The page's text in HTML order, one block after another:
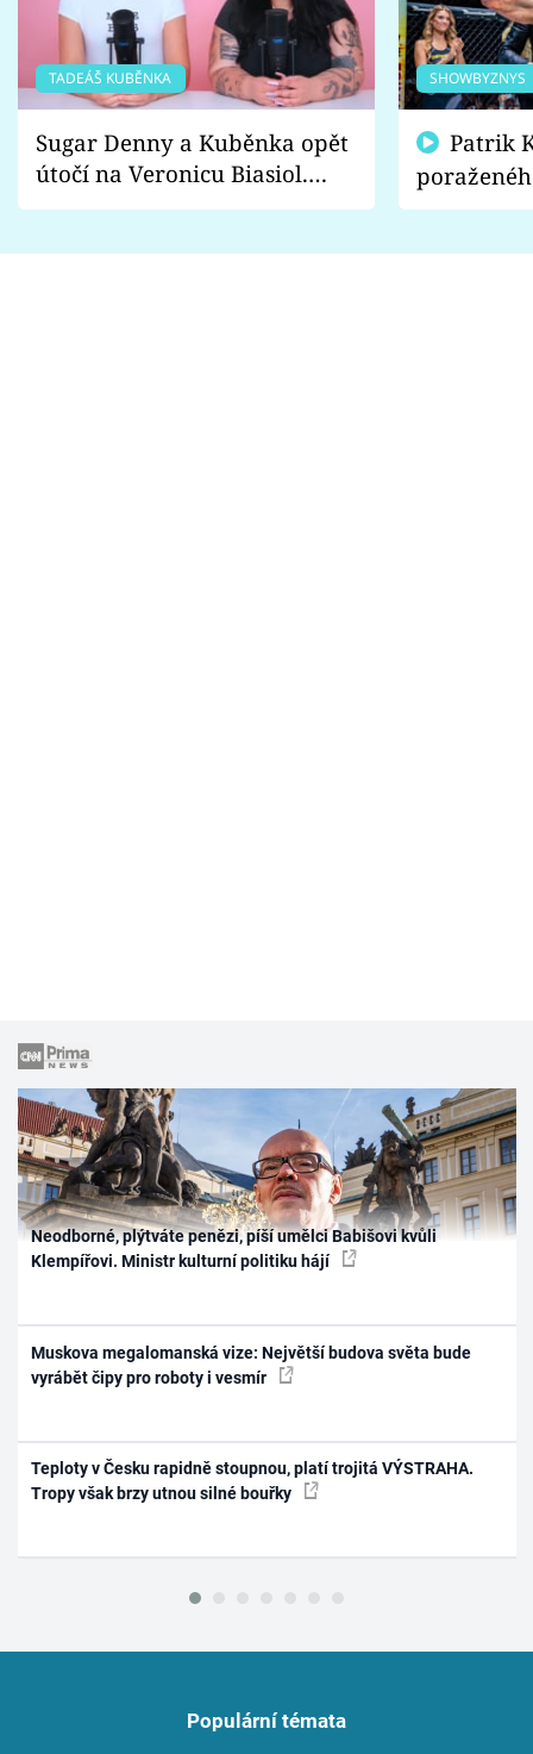
TADEÁŠ KUBĚNKA
Sugar Denny a Kuběnka opět
útočí na Veronicu Biasiol.
Proč je podle nich falešná a
SHOWBYZNYS
fanoušci
Neodborné, plýtváte penězi, píší umělci Babišovi kvůli
Klempířovi. Ministr kulturní politiku hájí
Muskova megalomanská vize: Největší budova světa bude
vyrábět čipy pro roboty i vesmír
Teploty v Česku rapidně stoupnou, platí trojitá VÝSTRAHA.
Tropy však brzy utnou silné bouřky
Populární témata